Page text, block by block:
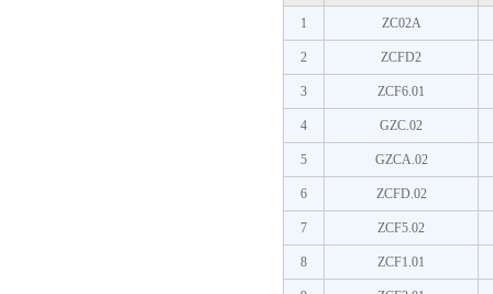
1 ZC02A
2 ZCFD2
3 ZCF6.01
4 GZC.02
5 GZCA.02
6 ZCFD.02
7 ZCF5.02
8 ZCF1.01